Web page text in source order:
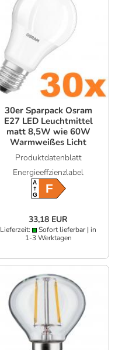
30er Sparpack Osram
E27 LED Leuchtmittel
matt 8,5W wie 60W
Warmweißes Licht
Produktdatenblatt
Energieeffzienzlabel
A
GF
33,18 EUR
Lieferzeit:
Sofort lieferbar | in
1-3 Werktagen